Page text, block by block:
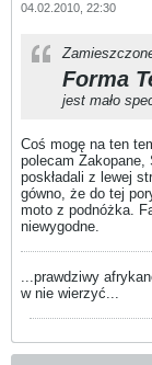
04.02.2010, 22:30
Forma
jest mało
Coś mogę na ten
polecam
poskładali z lewej
gówno, że do tej
moto z podnóżka.
niewygodne.
...prawdziwy
w nie wierzyć...